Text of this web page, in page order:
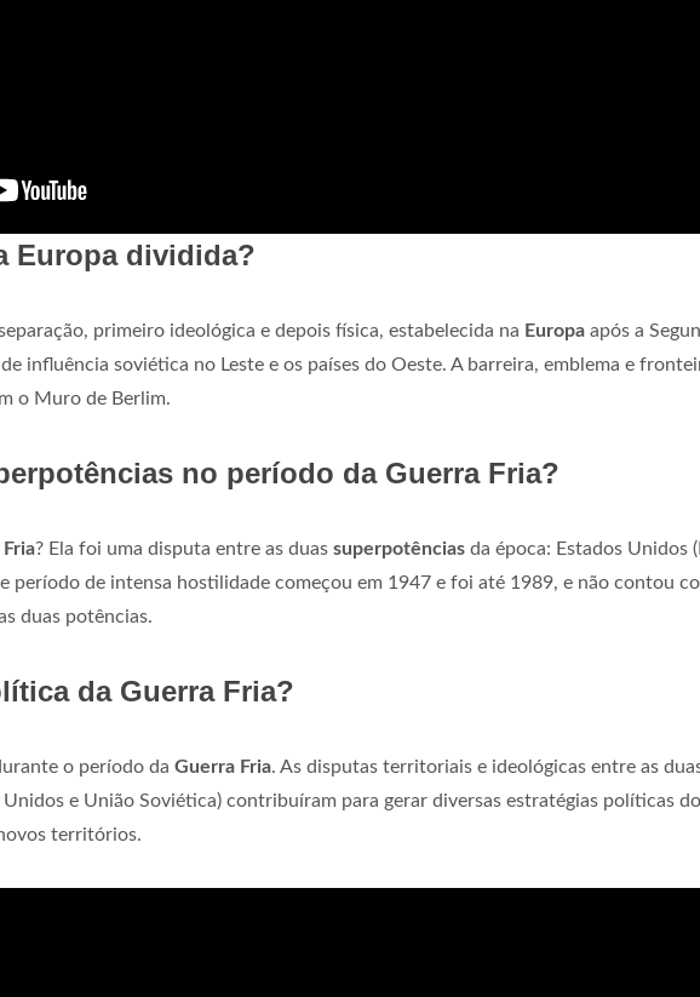
Europa dividida?
primeiro ideológica e depois física, estabelecida na Europa após a
influência soviética no Leste e os países do Oeste. A barreira, emblema e
o Muro de Berlim.
no período da Guerra Fria?
? Ela foi uma disputa entre as duas superpotências da época: Estados Unidos
período de intensa hostilidade começou em 1947 e foi até 1989, e não contou
duas potências.
da Guerra Fria?
o período da Guerra Fria. As disputas territoriais e ideológicas entre as
e União Soviética) contribuíram para gerar diversas estratégias políticas
territórios.